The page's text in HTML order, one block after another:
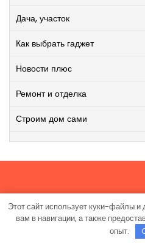
Дача, участок
Как выбрать гаджет
Новости плюс
Ремонт и отделка
Строим дом сами
Работает на WordPress|Viral
Этот сайт использует куки-файлы и
вам в навигации, а также
опыт.